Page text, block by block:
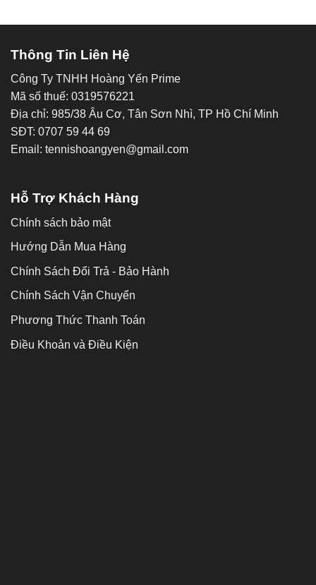
Thông Tin Liên Hệ
Công Ty TNHH Hoàng Yến Prime
Mã số thuế: 0319576221
Địa chỉ: 985/38 Âu Cơ, Tân Sơn Nhì, TP Hồ Chí Minh
SĐT: 0707 59 44 69
Email: tennishoangyen@gmail.com
Hỗ Trợ Khách Hàng
Chính sách bảo mật
Hướng Dẫn Mua Hàng
Chính Sách Đổi Trả - Bảo Hành
Chính Sách Vận Chuyển
Phương Thức Thanh Toán
Điều Khoản và Điều Kiện